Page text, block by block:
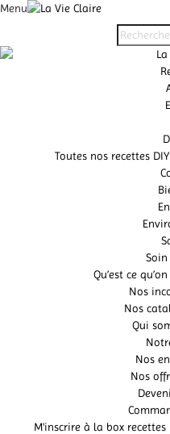
Menu
Toutes nos recettes
Soin
Qu’est ce
Nos
Nos
Qui
Nos
Nos
M'inscrire à la box recettes